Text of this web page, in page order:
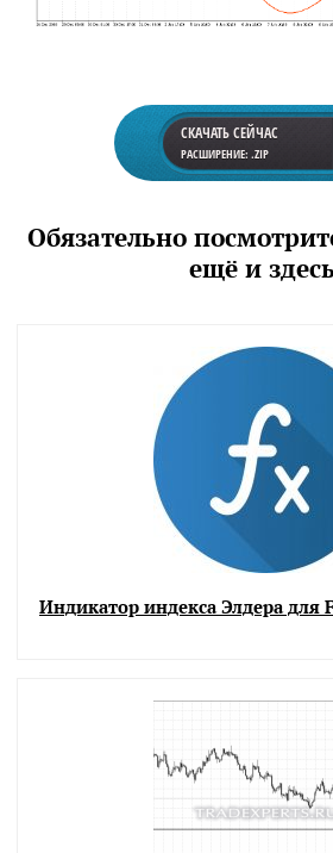
СКАЧАТЬ СЕЙЧАС
РАСШИРЕНИЕ: .ZIP
Обязательно
ещё и
Индикатор индекса Элдера для